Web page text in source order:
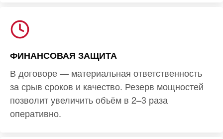
ФИНАНСОВАЯ ЗАЩИТА
В договоре — материальная ответственность
за срыв сроков и качество. Резерв мощностей
позволит увеличить объём в 2–3 раза
оперативно.